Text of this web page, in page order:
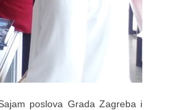
poslova Grada Zagreba i